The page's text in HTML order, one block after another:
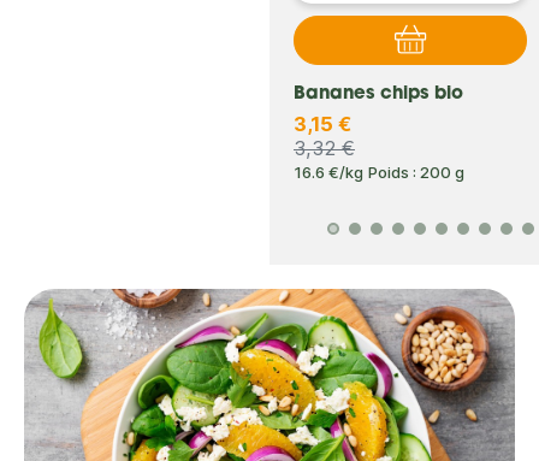
Bananes chips bio
3,15 €
3,32 €
16.6 €/kg Poids : 200 g